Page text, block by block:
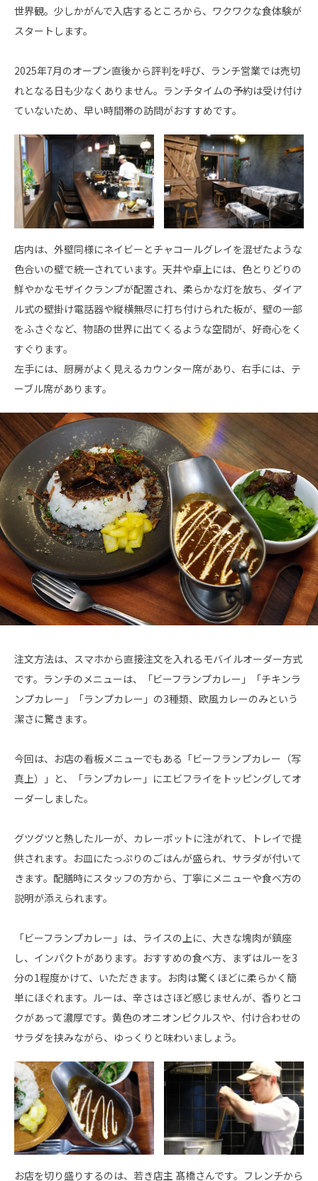
世界観。少しかがんで入店するところから、ワクワクな食体験が
スタートします。
2025年7月のオープン直後から評判を呼び、ランチ営業では売切
れとなる日も少なくありません。ランチタイムの予約は受け付け
ていないため、早い時間帯の訪問がおすすめです。
店内は、外壁同様にネイビーとチャコールグレイを混ぜたような
色合いの壁で統一されています。天井や卓上には、色とりどりの
鮮やかなモザイクランプが配置され、柔らかな灯を放ち、ダイア
ル式の壁掛け電話器や縦横無尽に打ち付けられた板が、壁の一部
をふさぐなど、物語の世界に出てくるような空間が、好奇心をく
すぐります。
左手には、厨房がよく見えるカウンター席があり、右手には、テ
ーブル席があります。
注文方法は、スマホから直接注文を入れるモバイルオーダー方式
です。ランチのメニューは、「ビーフランプカレー」「チキンラ
ンプカレー」「ランプカレー」の3種類、欧風カレーのみという
潔さに驚きます。
今回は、お店の看板メニューでもある「ビーフランプカレー（写
真上）」と、「ランプカレー」にエビフライをトッピングしてオ
ーダーしました。
グツグツと熱したルーが、カレーポットに注がれて、トレイで提
供されます。お皿にたっぷりのごはんが盛られ、サラダが付いて
きます。配膳時にスタッフの方から、丁寧にメニューや食べ方の
説明が添えられます。
「ビーフランプカレー」は、ライスの上に、大きな塊肉が鎮座
し、インパクトがあります。おすすめの食べ方、まずはルーを3
分の1程度かけて、いただきます。お肉は驚くほどに柔らかく簡
単にほぐれます。ルーは、辛さはさほど感じませんが、香りとコ
クがあって濃厚です。黄色のオニオンピクルスや、付け合わせの
サラダを挟みながら、ゆっくりと味わいましょう。
お店を切り盛りするのは、若き店主 髙橋さんです。フレンチから